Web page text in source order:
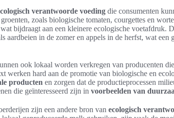
verantwoorde voeding die consumenten
zoals biologische tomaten, courgettes en
bijdraagt aan een kleinere ecologische voetafdruk.
aardbeien in de zomer en appels in de herfst, wat een
ook lokaal worden verkregen van producenten
werken hard aan de promotie van biologische en
producten en zorgen dat de productieprocessen
die geïnteresseerd zijn in voorbeelden van
zijn een andere bron van ecologisch